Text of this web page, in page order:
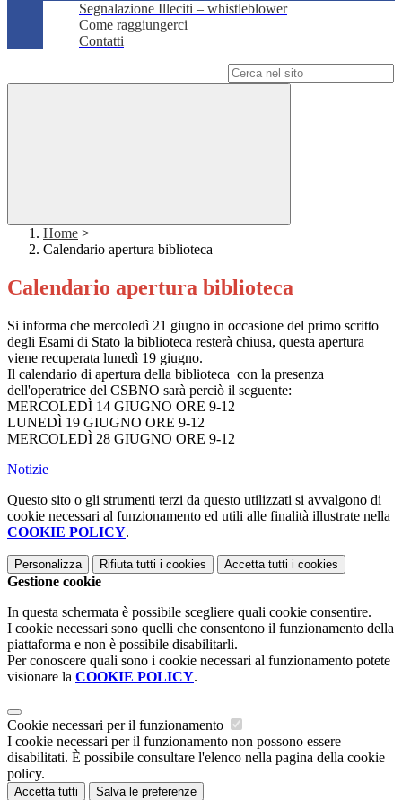
Segnalazione Illeciti – whistleblower
Come raggiungerci
Contatti
Home >
Calendario apertura biblioteca
Calendario apertura biblioteca
Si informa che mercoledì 21 giugno in occasione del primo scritto
degli Esami di Stato la biblioteca resterà chiusa, questa apertura
viene recuperata lunedì 19 giugno.
Il calendario di apertura della biblioteca con la presenza
dell'operatrice del CSBNO sarà perciò il seguente:
MERCOLEDÌ 14 GIUGNO ORE 9-12
LUNEDÌ 19 GIUGNO ORE 9-12
MERCOLEDÌ 28 GIUGNO ORE 9-12
Notizie
Questo sito o gli strumenti terzi da questo utilizzati si avvalgono di
cookie necessari al funzionamento ed utili alle finalità illustrate nella
COOKIE POLICY.
Personalizza Rifiuta tutti i cookies Accetta tutti i cookies
Gestione cookie
In questa schermata è possibile scegliere quali cookie consentire.
I cookie necessari sono quelli che consentono il funzionamento della
piattaforma e non è possibile disabilitarli.
Per conoscere quali sono i cookie necessari al funzionamento potete
visionare la COOKIE POLICY.
Cookie necessari per il funzionamento
I cookie necessari per il funzionamento non possono essere
disabilitati. È possibile consultare l'elenco nella pagina della cookie
policy.
Accetta tutti Salva le preferenze